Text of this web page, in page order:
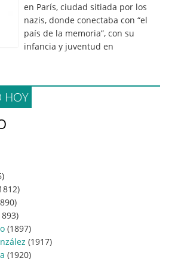
en París, ciudad sitiada por los
nazis, donde conectaba con “el
país de la memoria”, con su
infancia y juventud en
HOY
(1897)
(1917)
(1920)